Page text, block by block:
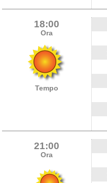
18:00
Ora
Tempo
21:00
Ora